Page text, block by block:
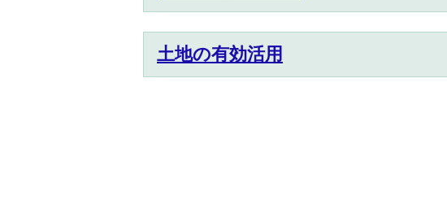
土地の有効活用